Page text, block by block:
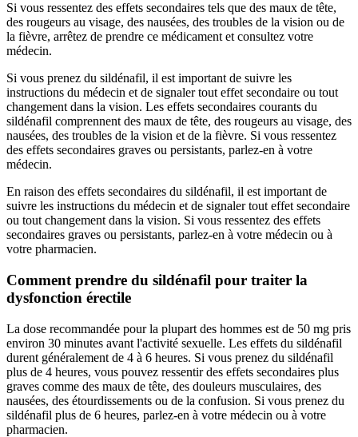
Si vous ressentez des effets secondaires tels que des maux de tête,
des rougeurs au visage, des nausées, des troubles de la vision ou de
la fièvre, arrêtez de prendre ce médicament et consultez votre
médecin.
Si vous prenez du sildénafil, il est important de suivre les
instructions du médecin et de signaler tout effet secondaire ou tout
changement dans la vision. Les effets secondaires courants du
sildénafil comprennent des maux de tête, des rougeurs au visage, des
nausées, des troubles de la vision et de la fièvre. Si vous ressentez
des effets secondaires graves ou persistants, parlez-en à votre
médecin.
En raison des effets secondaires du sildénafil, il est important de
suivre les instructions du médecin et de signaler tout effet secondaire
ou tout changement dans la vision. Si vous ressentez des effets
secondaires graves ou persistants, parlez-en à votre médecin ou à
votre pharmacien.
Comment prendre du sildénafil pour traiter la
dysfonction érectile
La dose recommandée pour la plupart des hommes est de 50 mg pris
environ 30 minutes avant l'activité sexuelle. Les effets du sildénafil
durent généralement de 4 à 6 heures. Si vous prenez du sildénafil
plus de 4 heures, vous pouvez ressentir des effets secondaires plus
graves comme des maux de tête, des douleurs musculaires, des
nausées, des étourdissements ou de la confusion. Si vous prenez du
sildénafil plus de 6 heures, parlez-en à votre médecin ou à votre
pharmacien.